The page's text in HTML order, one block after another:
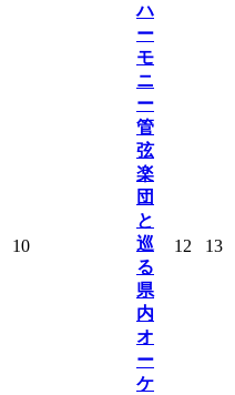
10
ハ
ー
モ
ニ
ー
管
弦
楽
団
と
巡
る
県
内
オ
ー
ケ
12 13